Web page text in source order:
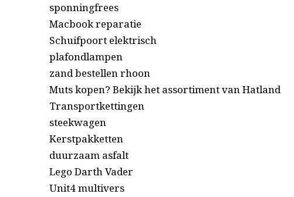
sponningfrees
Macbook reparatie
Schuifpoort elektrisch
plafondlampen
zand bestellen rhoon
Muts kopen? Bekijk het assortiment van Hatland
Transportkettingen
steekwagen
Kerstpakketten
duurzaam asfalt
Lego Darth Vader
Unit4 multivers